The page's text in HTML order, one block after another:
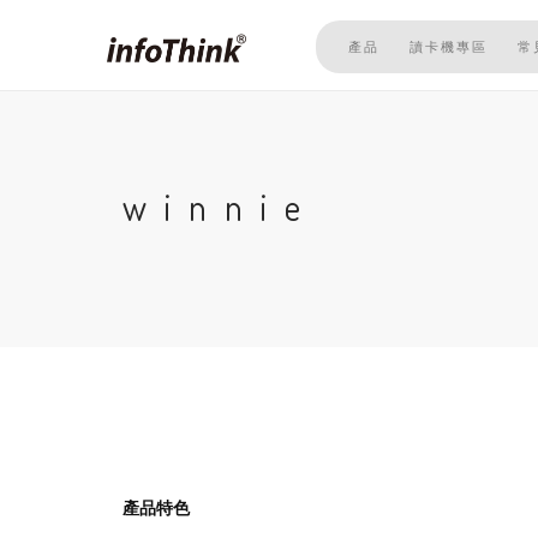
產品 讀卡機專區 常
winnie
產品特色